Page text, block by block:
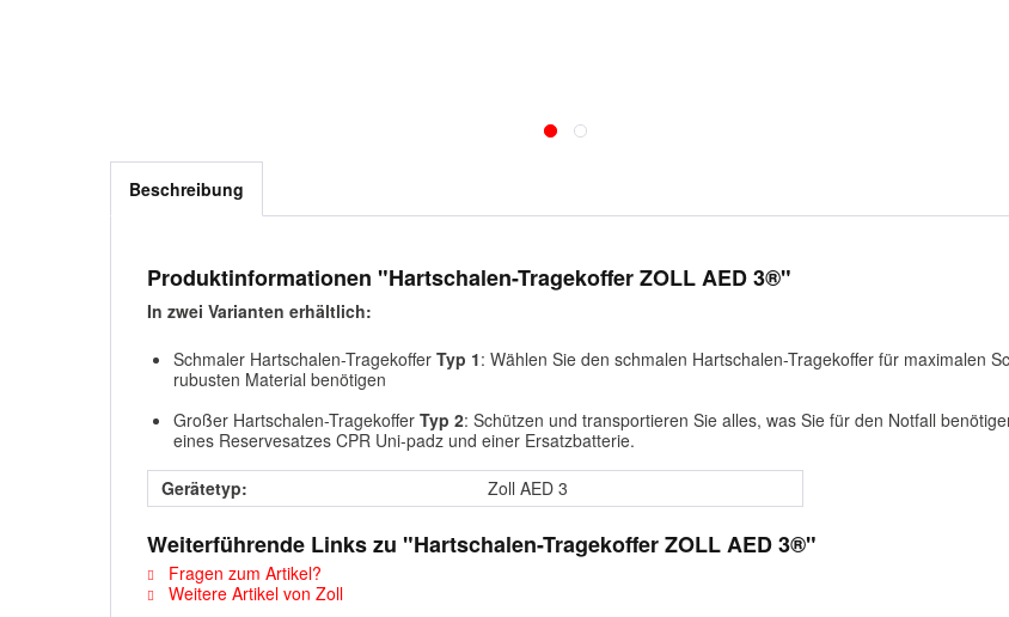
Beschreibung
Produktinformationen "Hartschalen-Tragekoffer ZOLL AED 3®"
In zwei Varianten erhältlich:
Schmaler Hartschalen-Tragekoffer Typ 1: Wählen Sie den schmalen Hartschalen-Tragekoffer für maximalen
rubusten Material benötigen
Großer Hartschalen-Tragekoffer Typ 2: Schützen und transportieren Sie alles, was Sie für den Notfall
eines Reservesatzes CPR Uni-padz und einer Ersatzbatterie.
Gerätetyp:
Zoll AED 3
Weiterführende Links zu "Hartschalen-Tragekoffer ZOLL AED 3®"
Fragen zum Artikel?
Weitere Artikel von Zoll